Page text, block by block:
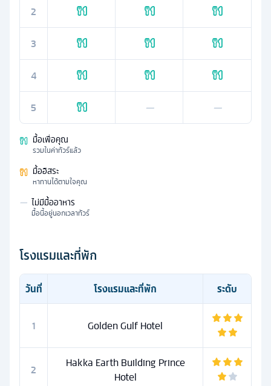
2
3
4
5 — —
มื้อเพื่อคุณ
รวมในค่าทัวร์แล้ว
มื้ออิสระ
หาทานได้ตามใจคุณ
— ไม่มีมื้ออาหาร
มื้อนี้อยู่นอกเวลาทัวร์
โรงแรมและที่พัก
วันที่ โรงแรมและที่พัก ระดับ
1 Golden Gulf Hotel
2
Hakka Earth Building Prince
Hotel